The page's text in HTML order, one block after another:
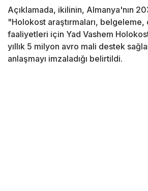
Açıklamada, ikilinin, Almanya'nın
"Holokost araştırmaları, belgeleme,
faaliyetleri için Yad Vashem
yıllık 5 milyon avro mali destek
anlaşmayı imzaladığı belirtildi.